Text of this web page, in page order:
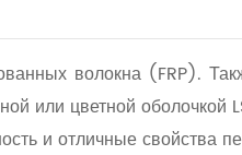
волокна (FRP).
или цветной оболочкой
и отличные свойства